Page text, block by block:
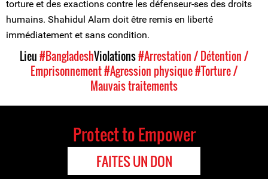
torture et des exactions contre les défenseur-ses des droits
humains. Shahidul Alam doit être remis en liberté
immédiatement et sans condition.
Lieu#BangladeshViolations#Arrestation / Détention /
Emprisonnement#Agression physique#Torture /
Mauvais traitements
Protect to Empower
FAITES UN DON